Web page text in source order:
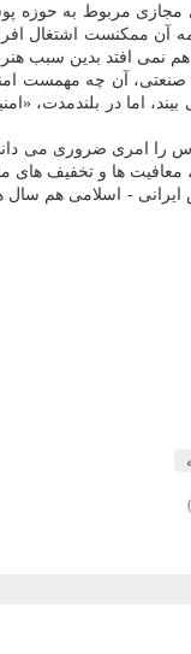
مجازی مربوط به
آن ممکنست اشتغال
هم نمی افتد بدین سبب
بیند، اما در
را امری ضروری می
معافیت ها و تخفیف های
- اسلامی هم